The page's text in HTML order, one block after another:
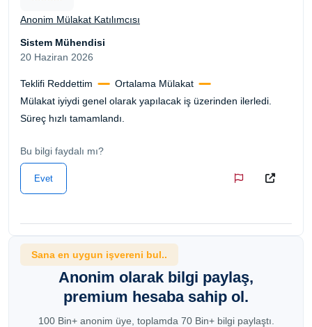
Anonim Mülakat Katılımcısı
Sistem Mühendisi
20 Haziran 2026
Teklifi Reddettim
Ortalama Mülakat
Mülakat iyiydi genel olarak yapılacak iş üzerinden ilerledi.
Süreç hızlı tamamlandı.
Bu bilgi faydalı mı?
Evet
Sana en uygun işvereni bul..
Anonim olarak bilgi paylaş,
premium hesaba sahip ol.
100 Bin+ anonim üye, toplamda 70 Bin+ bilgi paylaştı.